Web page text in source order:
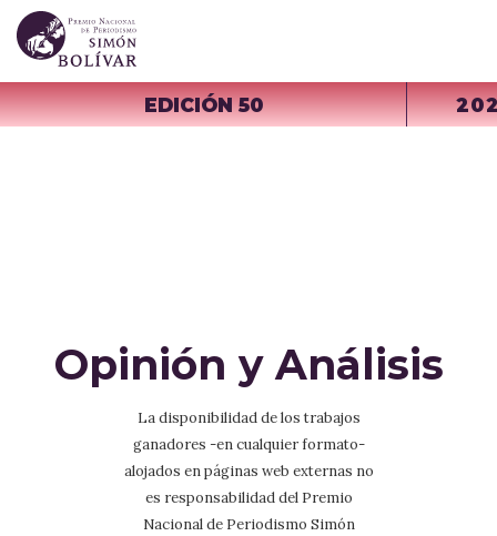
EDICIÓN 50
Opinión y Análisis
La disponibilidad de los trabajos
ganadores -en cualquier formato-
alojados en páginas web externas no
es responsabilidad del Premio
Nacional de Periodismo Simón